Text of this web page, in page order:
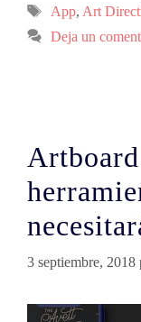
App, Art
Deja un
3 septiembre, 2018